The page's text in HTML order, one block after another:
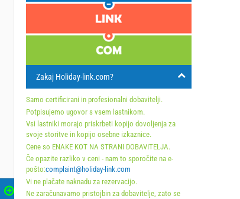
Zakaj Holiday-link.com?
Samo certificirani in profesionalni dobavitelji.
Potpisujemo ugovor s vsem lastnikom.
Vsi lastniki morajo priskrbeti kopijo dovoljenja za
svoje storitve in kopijo osebne izkaznice.
Cene so ENAKE KOT NA STRANI DOBAVITELJA.
Če opazite razliko v ceni - nam to sporočite na e-
pošto:complaint@holiday-link.com
Vi ne plačate naknadu za rezervacijo.
Ne zaračunavamo pristojbin za dobavitelje, zato se